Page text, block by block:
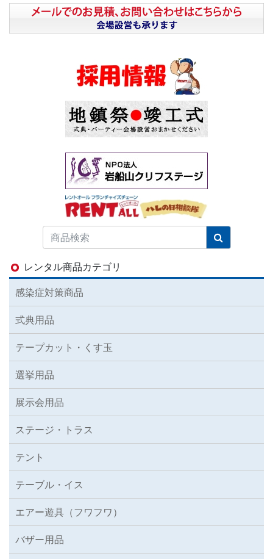
レンタル商品カテゴリ
感染症対策商品
式典用品
テープカット・くす玉
選挙用品
展示会用品
ステージ・トラス
テント
テーブル・イス
エアー遊具（フワフワ）
バザー用品